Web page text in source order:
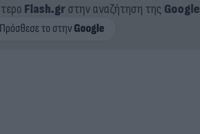
Flash.grστην αναζήτηση της Google